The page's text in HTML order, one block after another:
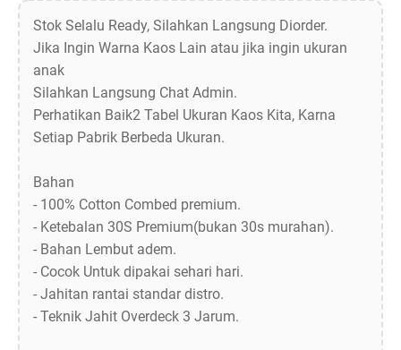
Stok Selalu Ready, Silahkan Langsung Diorder.
Jika Ingin Warna Kaos Lain atau jika ingin ukuran
anak
Silahkan Langsung Chat Admin.
Perhatikan Baik2 Tabel Ukuran Kaos Kita, Karna
Setiap Pabrik Berbeda Ukuran.
Bahan
- 100% Cotton Combed premium.
- Ketebalan 30S Premium(bukan 30s murahan).
- Bahan Lembut adem.
- Cocok Untuk dipakai sehari hari.
- Jahitan rantai standar distro.
- Teknik Jahit Overdeck 3 Jarum.